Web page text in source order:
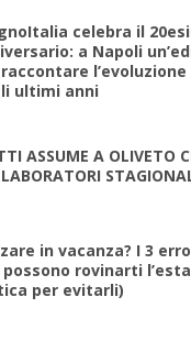
celebra il
a Napoli
ultimi anni
ASSUME A OLIVETO
in vacanza? I 3
possono rovinarti
per evitarli)